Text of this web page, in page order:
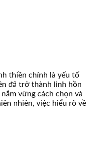
thiền chính là yếu tố
đã trở thành linh hồn
vững cách chọn và
nhiên, việc hiểu rõ về